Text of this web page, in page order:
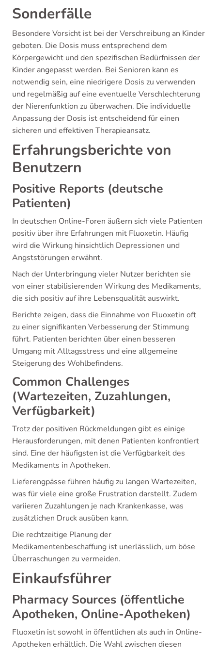
Sonderfälle
Besondere Vorsicht ist bei der Verschreibung an Kinder
geboten. Die Dosis muss entsprechend dem
Körpergewicht und den spezifischen Bedürfnissen der
Kinder angepasst werden. Bei Senioren kann es
notwendig sein, eine niedrigere Dosis zu verwenden
und regelmäßig auf eine eventuelle Verschlechterung
der Nierenfunktion zu überwachen. Die individuelle
Anpassung der Dosis ist entscheidend für einen
sicheren und effektiven Therapieansatz.
Erfahrungsberichte von
Benutzern
Positive Reports (deutsche
Patienten)
In deutschen Online-Foren äußern sich viele Patienten
positiv über ihre Erfahrungen mit Fluoxetin. Häufig
wird die Wirkung hinsichtlich Depressionen und
Angststörungen erwähnt.
Nach der Unterbringung vieler Nutzer berichten sie
von einer stabilisierenden Wirkung des Medikaments,
die sich positiv auf ihre Lebensqualität auswirkt.
Berichte zeigen, dass die Einnahme von Fluoxetin oft
zu einer signifikanten Verbesserung der Stimmung
führt. Patienten berichten über einen besseren
Umgang mit Alltagsstress und eine allgemeine
Steigerung des Wohlbefindens.
Common Challenges
(Wartezeiten, Zuzahlungen,
Verfügbarkeit)
Trotz der positiven Rückmeldungen gibt es einige
Herausforderungen, mit denen Patienten konfrontiert
sind. Eine der häufigsten ist die Verfügbarkeit des
Medikaments in Apotheken.
Lieferengpässe führen häufig zu langen Wartezeiten,
was für viele eine große Frustration darstellt. Zudem
variieren Zuzahlungen je nach Krankenkasse, was
zusätzlichen Druck ausüben kann.
Die rechtzeitige Planung der
Medikamentenbeschaffung ist unerlässlich, um böse
Überraschungen zu vermeiden.
Einkaufsführer
Pharmacy Sources (öffentliche
Apotheken, Online-Apotheken)
Fluoxetin ist sowohl in öffentlichen als auch in Online-
Apotheken erhältlich. Die Wahl zwischen diesen